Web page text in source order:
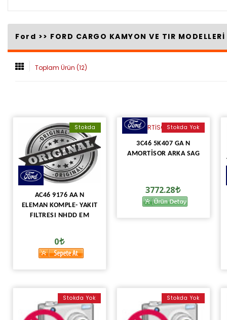
Ford >> FORD CARGO KAMYON VE TIR MODELLERİ
Toplam Ürün (12)
Stokda
AC46 9176 AA N
ELEMAN KOMPLE- YAKIT
FILTRESI NHDD EM
0
Stokda Yok
3C46 5K407 GA N
AMORTİSOR ARKA SAG
3772.28
Stokda Yok Stokda Yok